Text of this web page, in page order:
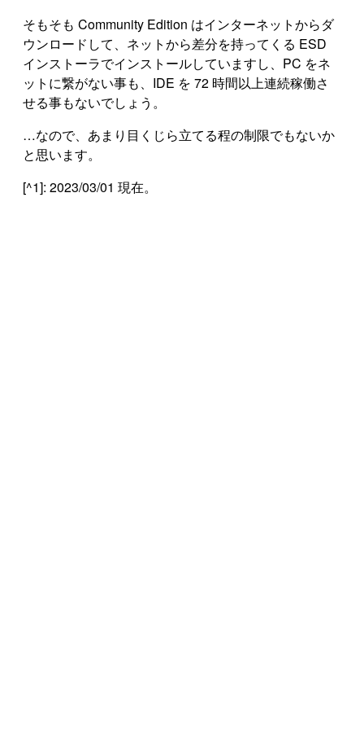
そもそも Community Edition はインターネットからダ
ウンロードして、ネットから差分を持ってくる ESD
インストーラでインストールしていますし、PC をネ
ットに繋がない事も、IDE を 72 時間以上連続稼働さ
せる事もないでしょう。
…なので、あまり目くじら立てる程の制限でもないか
と思います。
[^1]: 2023/03/01 現在。